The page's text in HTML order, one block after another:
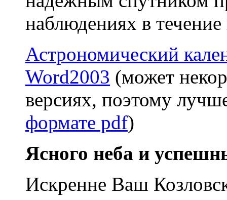
наблюдениях в течение
Астрономический
Word2003 (может
версиях, поэтому
формате pdf)
Ясного неба и
Искренне Ваш